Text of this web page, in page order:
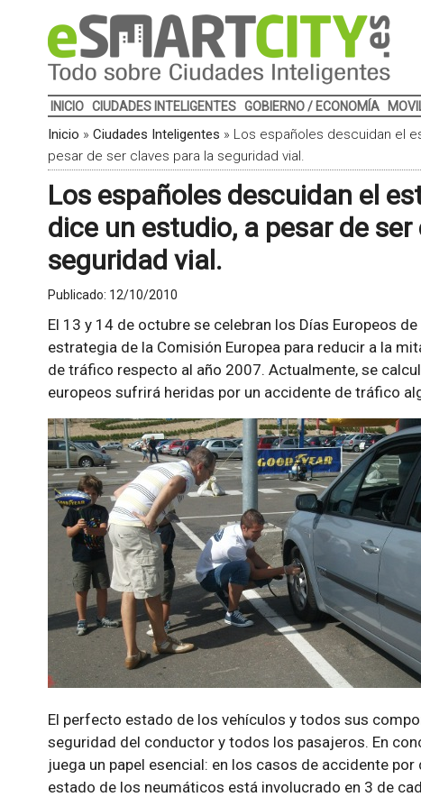
INICIO CIUDADES INTELIGENTES GOBIERNO / ECONOMÍA
Inicio » Ciudades Inteligentes » Los españoles descuidan el
pesar de ser claves para la seguridad vial.
Los españoles descuidan el
dice un estudio, a pesar de
seguridad vial.
Publicado: 12/10/2010
El 13 y 14 de octubre se celebran los Días Europeos
estrategia de la Comisión Europea para reducir a la
de tráfico respecto al año 2007. Actualmente, se
europeos sufrirá heridas por un accidente de tráfico
El perfecto estado de los vehículos y todos sus
seguridad del conductor y todos los pasajeros. En
juega un papel esencial: en los casos de accidente
estado de los neumáticos está involucrado en 3 de